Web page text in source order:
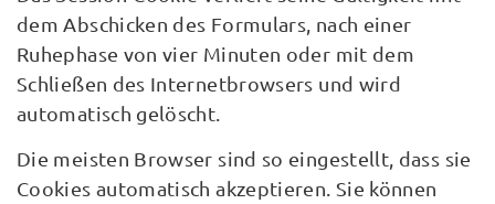
dem Abschicken des Formulars, nach einer
Ruhephase von vier Minuten oder mit dem
Schließen des Internetbrowsers und wird
automatisch gelöscht.
Die meisten Browser sind so eingestellt, dass sie
Cookies automatisch akzeptieren. Sie können